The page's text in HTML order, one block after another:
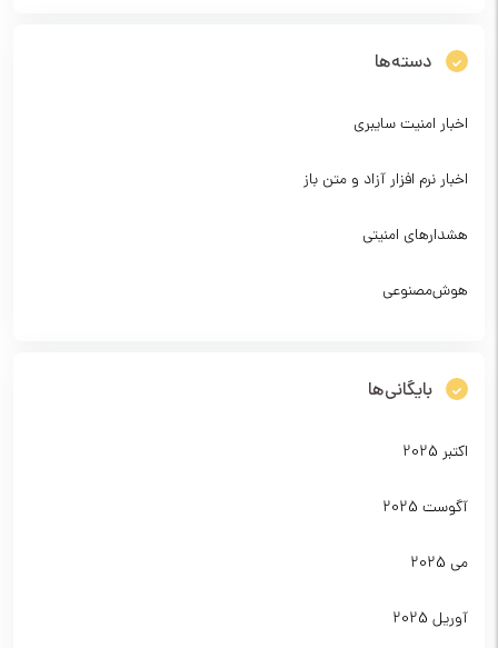
دسته‌ها
اخبار امنیت سایبری
اخبار نرم افزار آزاد و متن باز
هشدارهای امنیتی
هوش‌مصنوعی
بایگانی‌ها
اکتبر 2025
آگوست 2025
می 2025
آوریل 2025